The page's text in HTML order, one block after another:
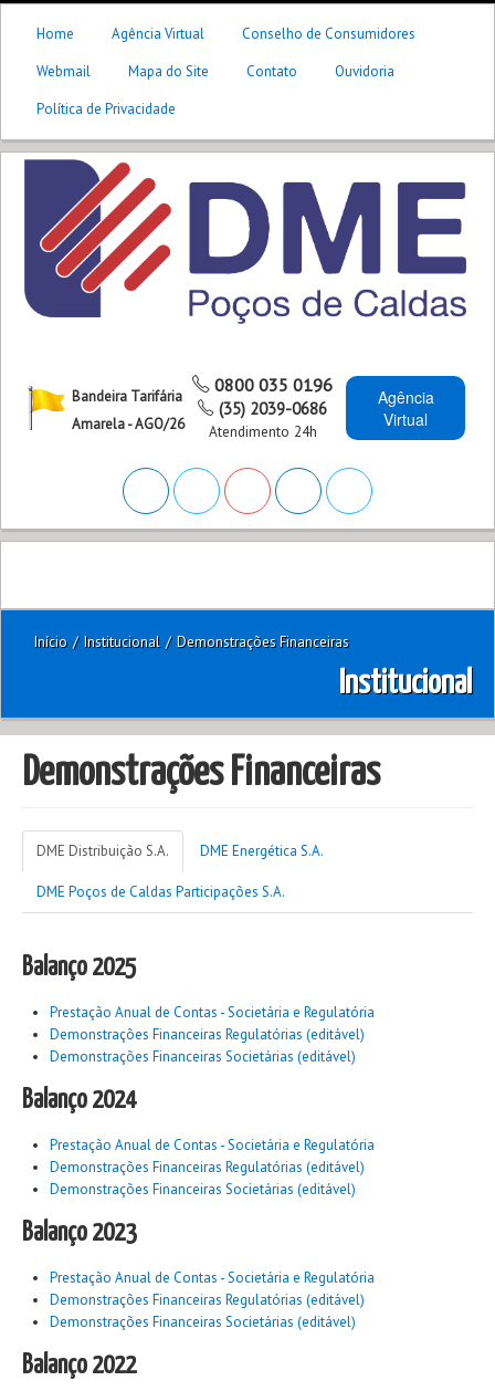
Home Agência Virtual
Conselho de Consumidores
Webmail
Mapa do Site Contato
Ouvidoria
Política de Privacidade
Bandeira Tarifária
Amarela - AGO/26
0800 035 0196
(35) 2039-0686
Atendimento 24h
Agência
Virtual
Início / Institucional / Demonstrações Financeiras
Institucional
Demonstrações Financeiras
DME Distribuição S.A. DME Energética S.A.
DME Poços de Caldas Participações S.A.
Balanço 2025
Prestação Anual de Contas - Societária e Regulatória
Demonstrações Financeiras Regulatórias (editável)
Demonstrações Financeiras Societárias (editável)
Balanço 2024
Prestação Anual de Contas - Societária e Regulatória
Demonstrações Financeiras Regulatórias (editável)
Demonstrações Financeiras Societárias (editável)
Balanço 2023
Prestação Anual de Contas - Societária e Regulatória
Demonstrações Financeiras Regulatórias (editável)
Demonstrações Financeiras Societárias (editável)
Balanço 2022